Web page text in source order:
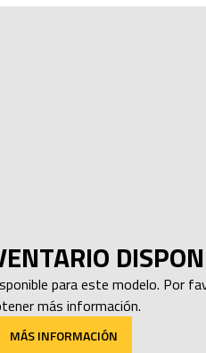
para este modelo. Por
más información.
MÁS INFORMACIÓN